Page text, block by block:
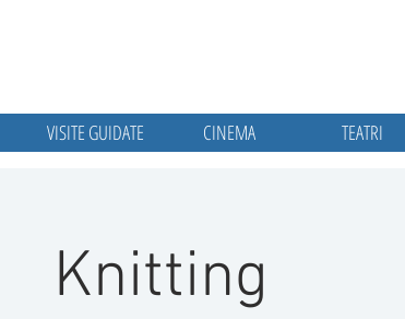
VISITE GUIDATE CINEMA TEATRI
Knitting